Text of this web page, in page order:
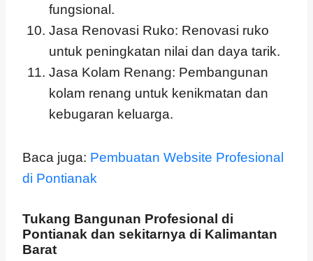
fungsional.
Jasa Renovasi Ruko: Renovasi ruko
untuk peningkatan nilai dan daya tarik.
Jasa Kolam Renang: Pembangunan
kolam renang untuk kenikmatan dan
kebugaran keluarga.
Baca juga: Pembuatan Website Profesional
di Pontianak
Tukang Bangunan Profesional di
Pontianak dan sekitarnya di Kalimantan
Barat